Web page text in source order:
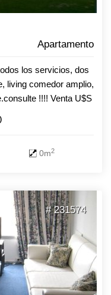
Apartamento
los servicios, dos
living comedor amplio,
!!!! Venta U$S
0m2
# 231574